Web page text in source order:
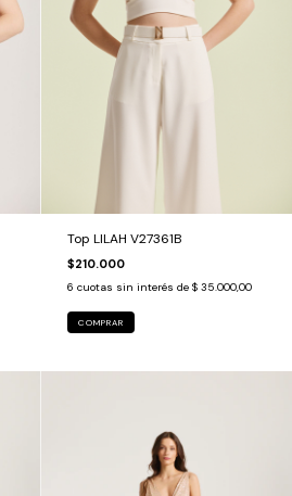
Top LILAH V27361B
$210.000
6 cuotas sin interés de $ 35.000,00
COMPRAR